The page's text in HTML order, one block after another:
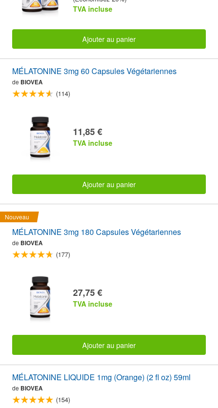
TVA incluse
Ajouter au panier
MÉLATONINE 3mg 60 Capsules Végétariennes
de BIOVEA
(114)
11,85 €
TVA incluse
Ajouter au panier
Nouveau
MÉLATONINE 3mg 180 Capsules Végétariennes
de BIOVEA
(177)
27,75 €
TVA incluse
Ajouter au panier
MÉLATONINE LIQUIDE 1mg (Orange) (2 fl oz) 59ml
de BIOVEA
(154)